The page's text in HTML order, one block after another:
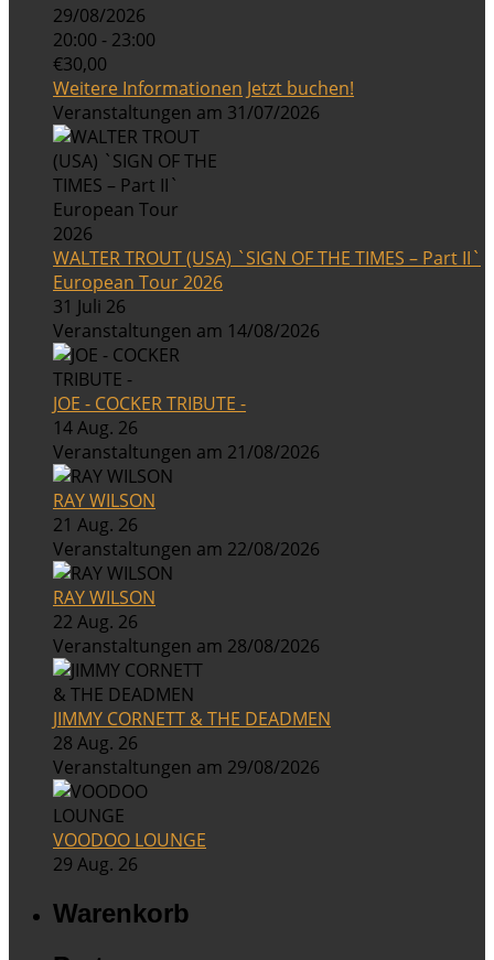
29/08/2026
20:00 - 23:00
€30,00
Weitere Informationen Jetzt buchen!
Veranstaltungen am 31/07/2026
WALTER TROUT (USA) `SIGN OF THE TIMES – Part II`
European Tour 2026
31 Juli 26
Veranstaltungen am 14/08/2026
JOE - COCKER TRIBUTE -
14 Aug. 26
Veranstaltungen am 21/08/2026
RAY WILSON
21 Aug. 26
Veranstaltungen am 22/08/2026
RAY WILSON
22 Aug. 26
Veranstaltungen am 28/08/2026
JIMMY CORNETT & THE DEADMEN
28 Aug. 26
Veranstaltungen am 29/08/2026
VOODOO LOUNGE
29 Aug. 26
Warenkorb